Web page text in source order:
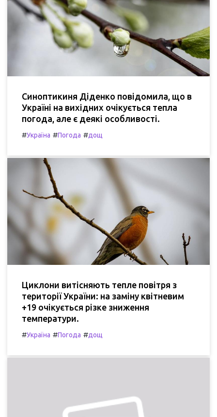
Синоптикиня Діденко повідомила, що в
Україні на вихідних очікується тепла
погода, але є деякі особливості.
#Україна #Погода #дощ
Циклони витісняють тепле повітря з
території України: на заміну квітневим
+19 очікується різке зниження
температури.
#Україна #Погода #дощ